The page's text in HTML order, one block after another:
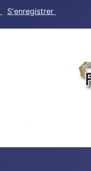
S'enregistrer